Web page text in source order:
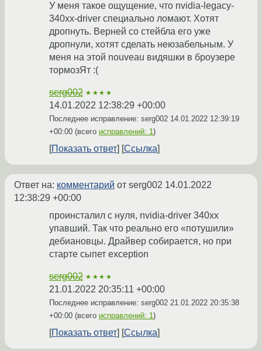
У меня такое ощущение, что nvidia-legacy-
340xx-driver специально ломают. Хотят
дропнуть. Верней со стейбла его уже
дропнули, хотят сделать неюзабельным. У
меня на этой nouveau видяшки в броузере
тормозЯт :(
serg002 ★★★★
14.01.2022 12:38:29 +00:00
Последнее исправление: serg002 14.01.2022 12:39:19
+00:00 (всего исправлений: 1)
Показать ответ Ссылка
Ответ на: комментарий от serg002 14.01.2022
12:38:29 +00:00
проинсталил с нуля, nvidia-driver 340xx
упавший. Так что реально его «потушили»
дебиановцы. Драйвер собирается, но при
старте сыпет exception
serg002 ★★★★
21.01.2022 20:35:11 +00:00
Последнее исправление: serg002 21.01.2022 20:35:38
+00:00 (всего исправлений: 1)
Показать ответ Ссылка